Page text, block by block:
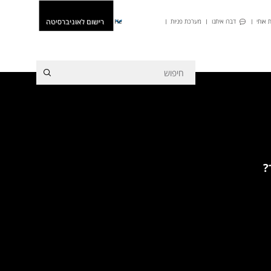
אותי דברו איתנו מערכת פניות He רישום לאוניברסיטה